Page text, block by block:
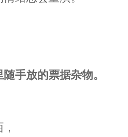
手放的票据杂物。